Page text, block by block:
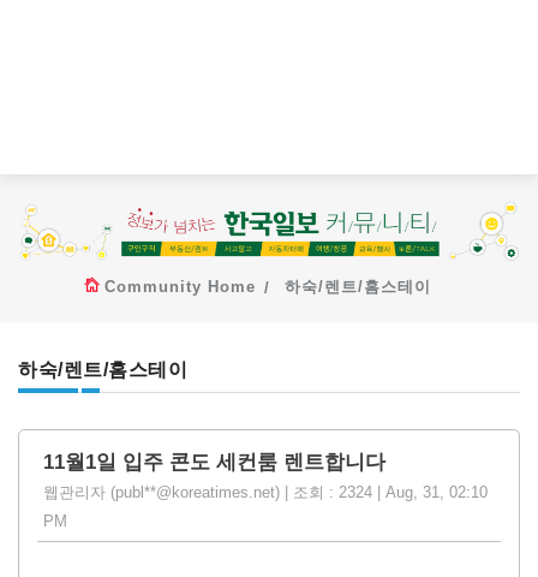
Community Home 하숙/렌트/홈스테이
하숙/렌트/홈스테이
11월1일 입주 콘도 세컨룸 렌트합니다
웹관리자 (publ**@koreatimes.net) | 조회 : 2324 | Aug, 31, 02:10
PM